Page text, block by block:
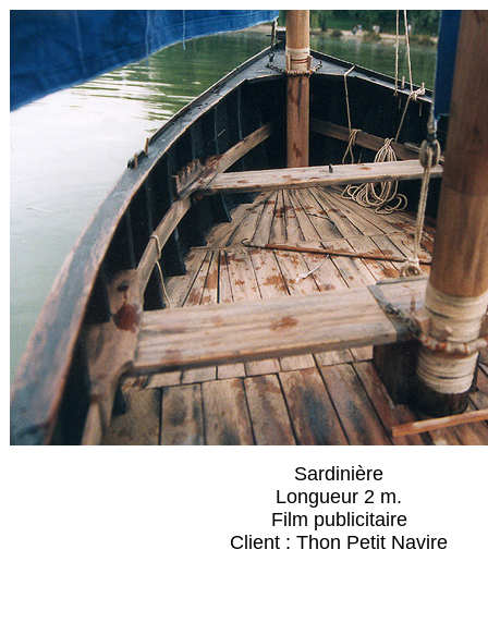
Sardinière
Longueur 2 m.
Film publicitaire
Client : Thon Petit Navire